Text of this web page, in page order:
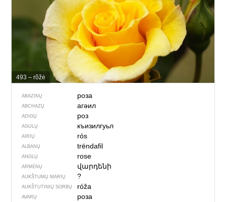
493 – rõžė
ABAZINŲ роза
ABCHAZŲ агәил
ADIGŲ роз
AGULŲ къизилгуьл
AIRIŲ rós
ALBANŲ trëndafil
ANGLŲ rose
ARMĖNŲ վարդենի
AUKŠTUMŲ MARIŲ ?
AUKŠTUTINIŲ SORBŲ róža
AVARŲ роза